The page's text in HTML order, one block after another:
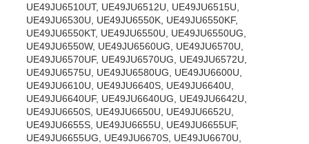
UE49JU6510UT, UE49JU6512U, UE49JU6515U,
UE49JU6530U, UE49JU6550K, UE49JU6550KF,
UE49JU6550KT, UE49JU6550U, UE49JU6550UG,
UE49JU6550W, UE49JU6560UG, UE49JU6570U,
UE49JU6570UF, UE49JU6570UG, UE49JU6572U,
UE49JU6575U, UE49JU6580UG, UE49JU6600U,
UE49JU6610U, UE49JU6640S, UE49JU6640U,
UE49JU6640UF, UE49JU6640UG, UE49JU6642U,
UE49JU6650S, UE49JU6650U, UE49JU6652U,
UE49JU6655S, UE49JU6655U, UE49JU6655UF,
UE49JU6655UG, UE49JU6670S, UE49JU6670U,